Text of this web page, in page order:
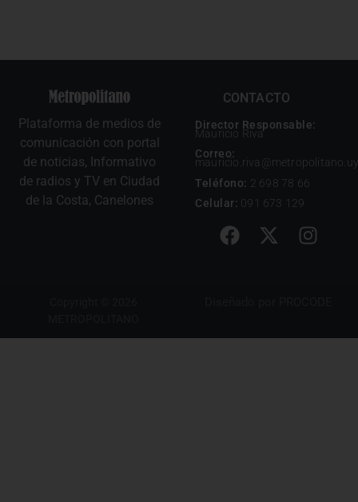
Plataforma de medios de
comunicación con portal
de noticias, Informativo
de radios y TV en Ciudad
de la Costa, Canelones
CONTACTO
Director Responsable:
Mauricio Riva
Correo:
mauricio.riva@metropolitano.uy
Teléfono: 2 698 78 66
Celular: 091 673 129